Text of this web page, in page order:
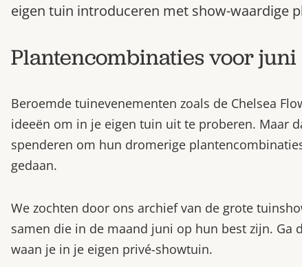
eigen tuin introduceren met show-waardige
Plantencombinaties voor juni
Beroemde tuinevenementen zoals de Chelsea
ideeën om in je eigen tuin uit te proberen. Maar
spenderen om hun dromerige
gedaan.
We zochten door ons archief van de grote
samen die in de maand juni op hun best zijn. Ga
waan je in je eigen privé-showtuin.